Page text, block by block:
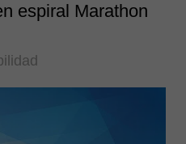
espiral Marathon